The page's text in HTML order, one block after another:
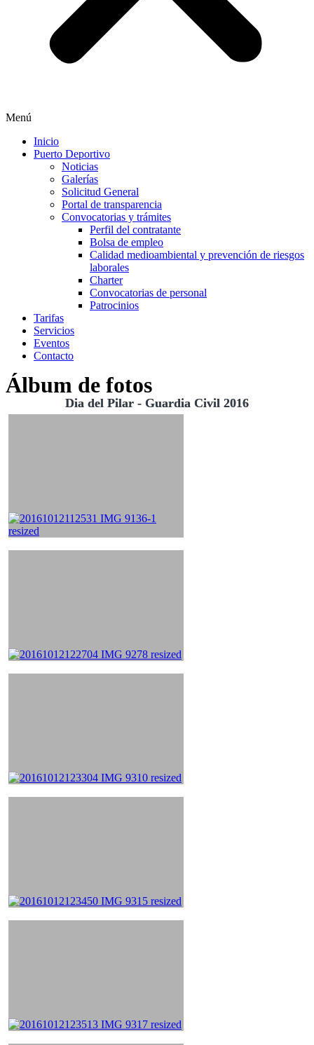
Menú
Inicio
Puerto Deportivo
Noticias
Galerías
Solicitud General
Portal de transparencia
Convocatorias y trámites
Perfil del contratante
Bolsa de empleo
Calidad medioambiental y prevención de riesgos
laborales
Charter
Convocatorias de personal
Patrocinios
Tarifas
Servicios
Eventos
Contacto
Álbum de fotos
Dia del Pilar - Guardia Civil 2016